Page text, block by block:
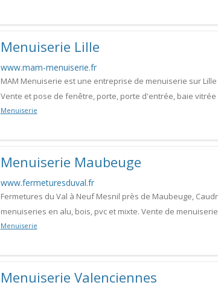
Menuiserie Lille
www.mam-menuiserie.fr
MAM Menuiserie est une entreprise de menuiserie sur
Vente et pose de fenêtre, porte, porte d'entrée, baie vitrée
Menuiserie
Menuiserie Maubeuge
www.fermeturesduval.fr
Fermetures du Val à Neuf Mesnil près de Maubeuge,
menuiseries en alu, bois, pvc et mixte. Vente de
Menuiserie
Menuiserie Valenciennes